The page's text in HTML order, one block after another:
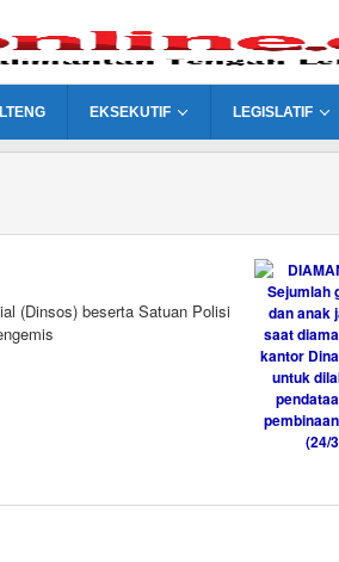
EKSEKUTIF LEGISLATIF
(Dinsos) beserta Satuan Polisi